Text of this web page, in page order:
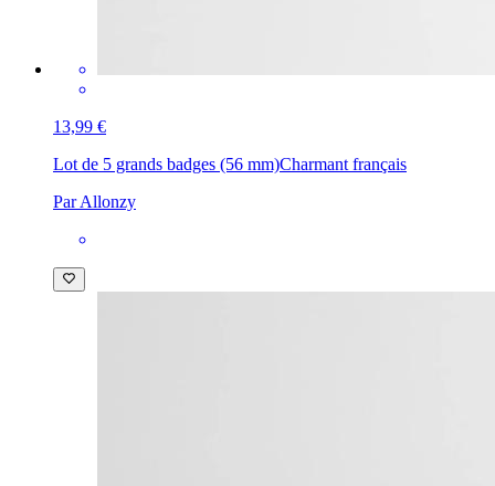
13,99 €
Lot de 5 grands badges (56 mm)Charmant français
Par Allonzy